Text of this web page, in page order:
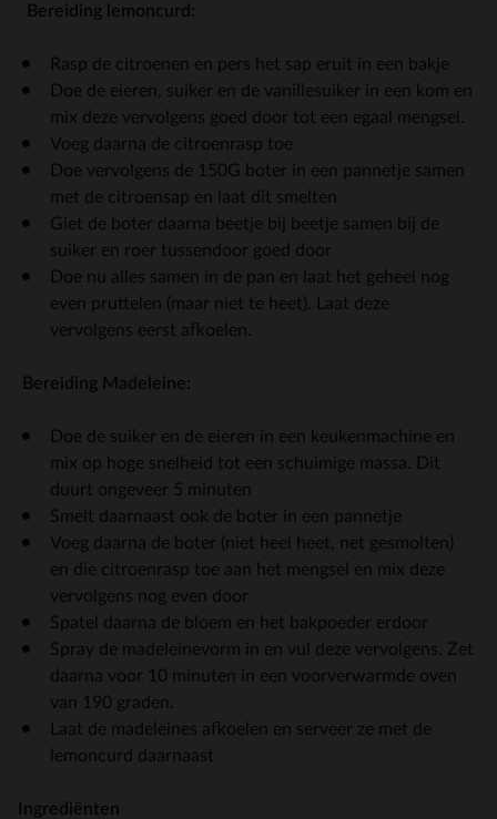
Bereiding lemoncurd:
Rasp de citroenen en pers het sap eruit in een bakje
Doe de eieren, suiker en de vanillesuiker in een kom en
mix deze vervolgens goed door tot een egaal mengsel.
Voeg daarna de citroenrasp toe
Doe vervolgens de 150G boter in een pannetje samen
met de citroensap en laat dit smelten
Giet de boter daarna beetje bij beetje samen bij de
suiker en roer tussendoor goed door
Doe nu alles samen in de pan en laat het geheel nog
even pruttelen (maar niet te heet). Laat deze
vervolgens eerst afkoelen.
Bereiding Madeleine:
Doe de suiker en de eieren in een keukenmachine en
mix op hoge snelheid tot een schuimige massa. Dit
duurt ongeveer 5 minuten
Smelt daarnaast ook de boter in een pannetje
Voeg daarna de boter (niet heel heet, net gesmolten)
en die citroenrasp toe aan het mengsel en mix deze
vervolgens nog even door
Spatel daarna de bloem en het bakpoeder erdoor
Spray de madeleinevorm in en vul deze vervolgens. Zet
daarna voor 10 minuten in een voorverwarmde oven
van 190 graden.
Laat de madeleines afkoelen en serveer ze met de
lemoncurd daarnaast
Ingrediënten